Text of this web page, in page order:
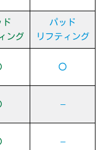
ド
ング
パッド
リフティング
〇
–
–